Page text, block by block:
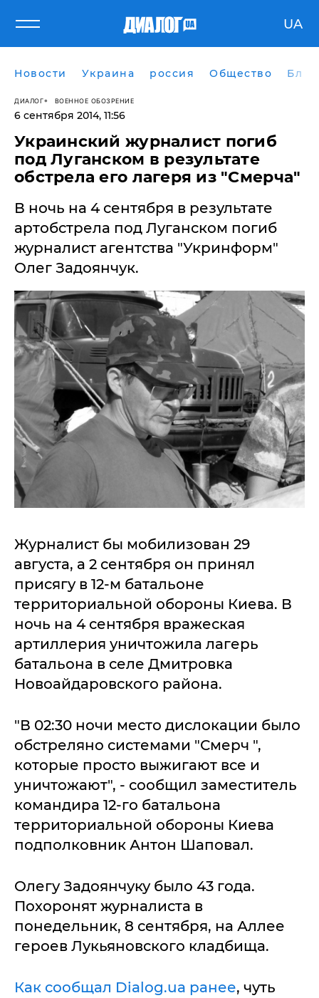
UA
Новости Украина россия Общество
ДИАЛОГ ВОЕННОЕ ОБОЗРЕНИЕ
6 сентября 2014, 11:56
Украинский журналист погиб
под Луганском в результате
обстрела его лагеря из "Смерча"
В ​ночь на 4 сентября в результате
артобстрела под Луганском погиб
журналист агентства "Укринформ"
Олег Задоянчук.
Журналист бы мобилизован 29
августа, а 2 сентября он принял
присягу в 12-м батальоне
территориальной обороны Киева. В
ночь на 4 сентября вражеская
артиллерия уничтожила лагерь
батальона в селе Дмитровка
Новоайдаровского района.
"В 02:30 ночи место дислокации было
обстреляно системами "Смерч ",
которые просто выжигают все и
уничтожают", - сообщил заместитель
командира 12-го батальона
территориальной обороны Киева
подполковник Антон Шаповал.
Олегу Задоянчуку было 43 года.
Похоронят журналиста в
понедельник, 8 сентября, на Аллее
героев Лукьяновского кладбища.
Как сообщал Dialog.ua ранее, чуть